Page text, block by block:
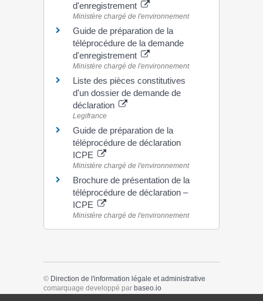
d'enregistrement
Ministère chargé de l'environnement
Guide de préparation de la
téléprocédure de la demande
d'enregistrement
Ministère chargé de l'environnement
Liste des pièces constitutives
d'un dossier de demande de
déclaration
Legifrance
Guide de préparation de la
téléprocédure de déclaration
ICPE
Ministère chargé de l'environnement
Brochure de présentation de la
téléprocédure de déclaration –
ICPE
Ministère chargé de l'environnement
© Direction de l'information légale et administrative
comarquage developpé par baseo.io